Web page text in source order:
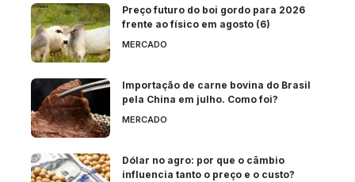
Preço futuro do boi gordo para 2026
frente ao físico em agosto (6)
MERCADO
Importação de carne bovina do Brasil
pela China em julho. Como foi?
MERCADO
Dólar no agro: por que o câmbio
influencia tanto o preço e o custo?